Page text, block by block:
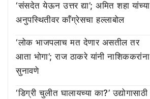
‘संसदेत येऊन उत्तर द्या’; अमित शहा यांच्या
अनुपस्थितीवर काँग्रेसचा हल्लाबोल
‘लोक भाजपलाच मत देणार असतील तर
आता भोगा’; राज ठाकरे यांनी नाशिककरांना
सुनावणे
‘डिग्री चुलीत घालायच्या का?’ उद्योगासाठी